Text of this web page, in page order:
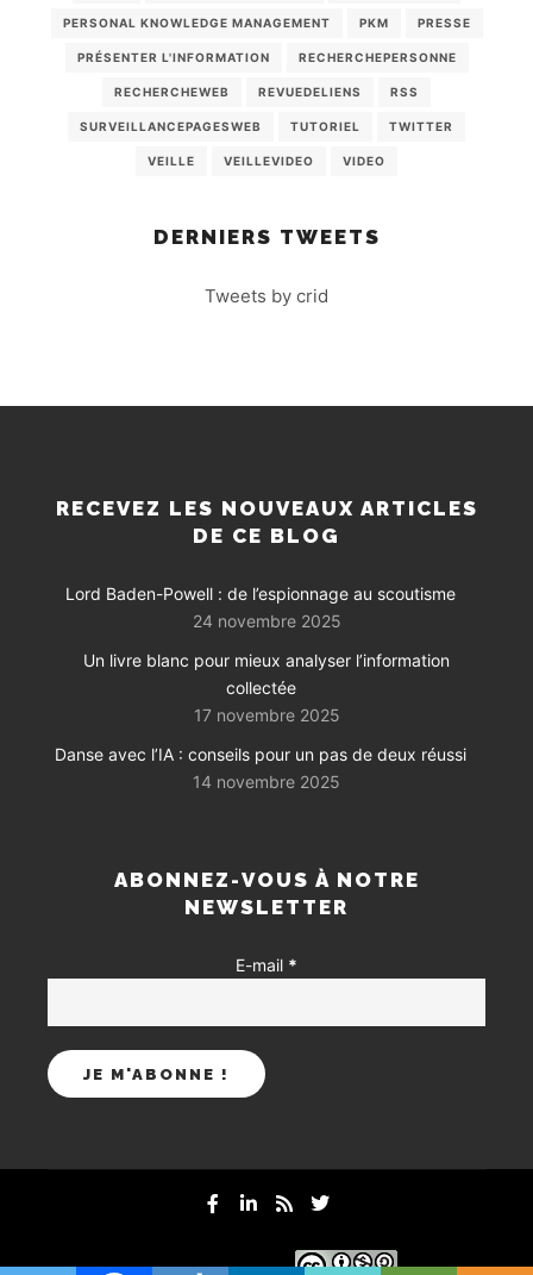
PERSONAL KNOWLEDGE MANAGEMENT PKM PRESSE
PRÉSENTER L'INFORMATION RECHERCHEPERSONNE
RECHERCHEWEB REVUEDELIENS RSS
SURVEILLANCEPAGESWEB TUTORIEL TWITTER
VEILLE VEILLEVIDEO VIDEO
DERNIERS TWEETS
Tweets by crid
RECEVEZ LES NOUVEAUX ARTICLES
DE CE BLOG
Lord Baden-Powell : de l’espionnage au scoutisme
24 novembre 2025
Un livre blanc pour mieux analyser l’information
collectée
17 novembre 2025
Danse avec l’IA : conseils pour un pas de deux réussi
14 novembre 2025
ABONNEZ-VOUS À NOTRE
NEWSLETTER
E-mail *